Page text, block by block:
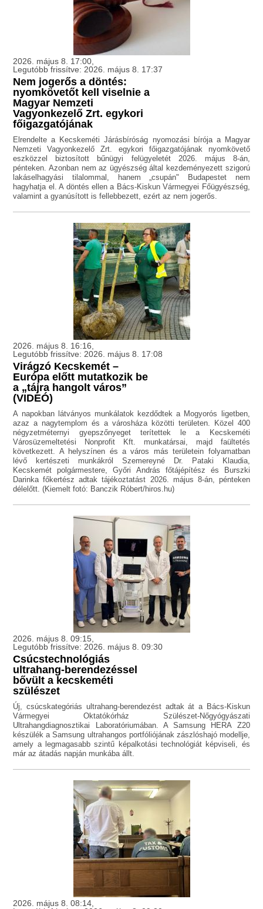
2026. május 8. 17:00,
Legutóbb frissítve: 2026. május 8. 17:37
Nem jogerős a döntés:
nyomkövetőt kell viselnie a
Magyar Nemzeti
Vagyonkezelő Zrt. egykori
főigazgatójának
Elrendelte a Kecskeméti Járásbíróság nyomozási bírója a Magyar
Nemzeti Vagyonkezelő Zrt. egykori főigazgatójának nyomkövető
eszközzel biztosított bűnügyi felügyeletét 2026. május 8-án,
pénteken. Azonban nem az ügyészség által kezdeményezett szigorú
lakáselhagyási tilalommal, hanem „csupán" Budapestet nem
hagyhatja el. A döntés ellen a Bács-Kiskun Vármegyei Főügyészség,
valamint a gyanúsított is fellebbezett, ezért az nem jogerős.
2026. május 8. 16:16,
Legutóbb frissítve: 2026. május 8. 17:08
Virágzó Kecskemét –
Európa előtt mutatkozik be
a „tájra hangolt város”
(VIDEÓ)
A napokban látványos munkálatok kezdődtek a Mogyorós ligetben,
azaz a nagytemplom és a városháza közötti területen. Közel 400
négyzetméternyi gyepszőnyeget terítettek le a Kecskeméti
Városüzemeltetési Nonprofit Kft. munkatársai, majd faültetés
következett. A helyszínen és a város más területein folyamatban
lévő kertészeti munkákról Szemereyné Dr. Pataki Klaudia,
Kecskemét polgármestere, Győri András főtájépítész és Burszki
Darinka főkertész adtak tájékoztatást 2026. május 8-án, pénteken
délelőtt. (Kiemelt fotó: Banczik Róbert/hiros.hu)
2026. május 8. 09:15,
Legutóbb frissítve: 2026. május 8. 09:30
Csúcstechnológiás
ultrahang-berendezéssel
bővült a kecskeméti
szülészet
Új, csúcskategóriás ultrahang-berendezést adtak át a Bács-Kiskun
Vármegyei Oktatókórház Szülészet-Nőgyógyászati
Ultrahangdiagnosztikai Laboratóriumában. A Samsung HERA Z20
készülék a Samsung ultrahangos portfóliójának zászlóshajó modellje,
amely a legmagasabb szintű képalkotási technológiát képviseli, és
már az átadás napján munkába állt.
2026. május 8. 08:14,